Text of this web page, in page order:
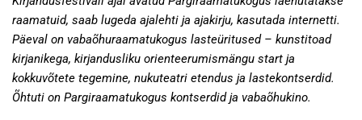
raamatuid, saab lugeda ajalehti ja ajakirju, kasutada internetti.
Päeval on vabaõhuraamatukogus lasteüritused – kunstitoad
kirjanikega, kirjandusliku orienteerumismängu start ja
kokkuvõtete tegemine, nukuteatri etendus ja lastekontserdid.
Õhtuti on Pargiraamatukogus kontserdid ja vabaõhukino.